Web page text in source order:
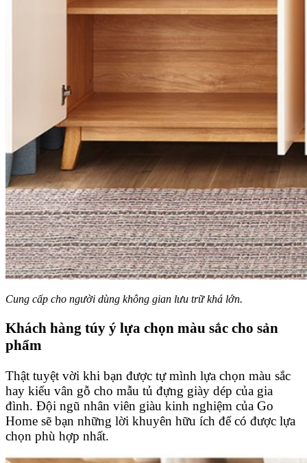
Cung cấp cho người dùng không gian lưu trữ khá lớn.
Khách hàng túy ý lựa chọn màu sắc cho sản
phẩm
Thật tuyệt vời khi bạn được tự mình lựa chọn màu sắc
hay kiểu vân gỗ cho mẫu tủ đựng giày dép của gia
đình. Đội ngũ nhân viên giàu kinh nghiệm của Go
Home sẽ bạn những lời khuyên hữu ích để có được lựa
chọn phù hợp nhất.